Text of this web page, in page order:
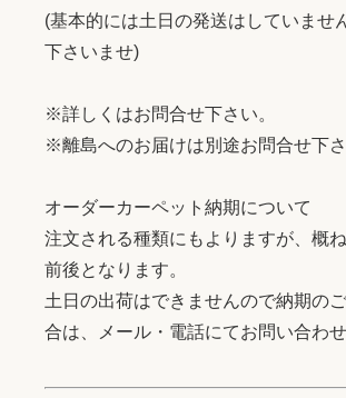
(基本的には土日の発送はしていませ
下さいませ)
※詳しくはお問合せ下さい。
※離島へのお届けは別途お問合せ下さ
オーダーカーペット納期について
注文される種類にもよりますが、概
前後となります。
土日の出荷はできませんので納期の
合は、メール・電話にてお問い合わせ